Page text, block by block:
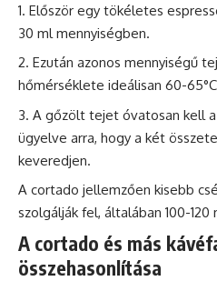
Először egy tökéletes
30 ml mennyiségben.
Ezután azonos mennyiségű
hőmérséklete ideálisan 60-
A gőzölt tejet óvatosan kell
ügyelve arra, hogy a két
keveredjen.
A cortado jellemzően kisebb
szolgálják fel, általában 100-
A cortado és más
összehasonlítása